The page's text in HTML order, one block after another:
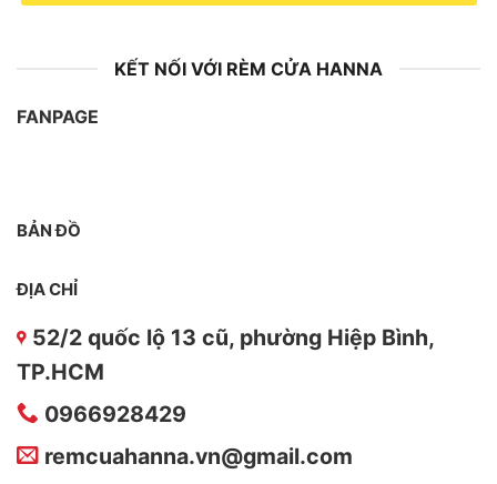
KẾT NỐI VỚI RÈM CỬA HANNA
FANPAGE
BẢN ĐỒ
ĐỊA CHỈ
52/2 quốc lộ 13 cũ, phường Hiệp Bình,
TP.HCM
0966928429
remcuahanna.vn@gmail.com